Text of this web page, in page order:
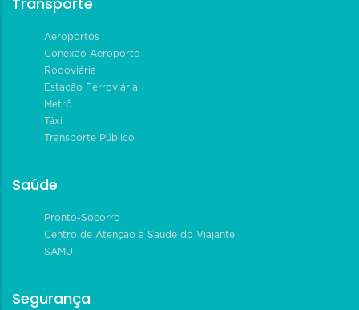
Aeroportos
Conexão Aeroporto
Rodoviária
Estação Ferroviária
Metrô
Táxi
Transporte Público
Saúde
Pronto-Socorro
Centro de Atenção à Saúde do Viajante
SAMU
Segurança